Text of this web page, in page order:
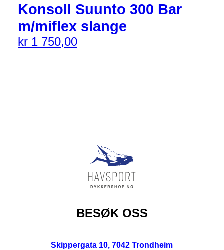
Konsoll Suunto 300 Bar
m/miflex slange
kr 1 750,00
BESØK OSS
Skippergata 10, 7042 Trondheim